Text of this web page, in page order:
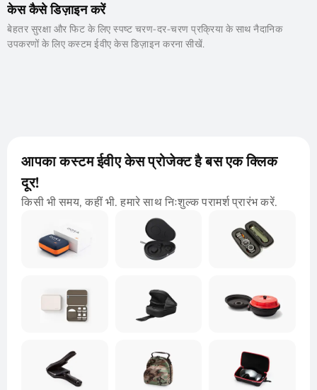
केस कैसे डिज़ाइन करें
बेहतर सुरक्षा और फिट के लिए स्पष्ट चरण-दर-चरण प्रक्रिया के साथ नैदानिक ​​​​
उपकरणों के लिए कस्टम ईवीए केस डिज़ाइन करना सीखें.
आपका कस्टम ईवीए केस प्रोजेक्ट है बस एक क्लिक
दूर!
किसी भी समय, कहीं भी. हमारे साथ निःशुल्क परामर्श प्रारंभ करें.